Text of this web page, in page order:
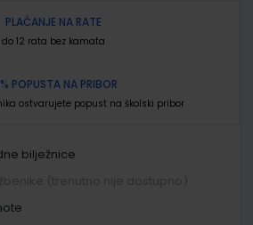
PLAĆANJE NA RATE
do 12 rata bez kamata
POPUSTA NA PRIBOR
ostvarujete popust na školski pribor
bilježnice